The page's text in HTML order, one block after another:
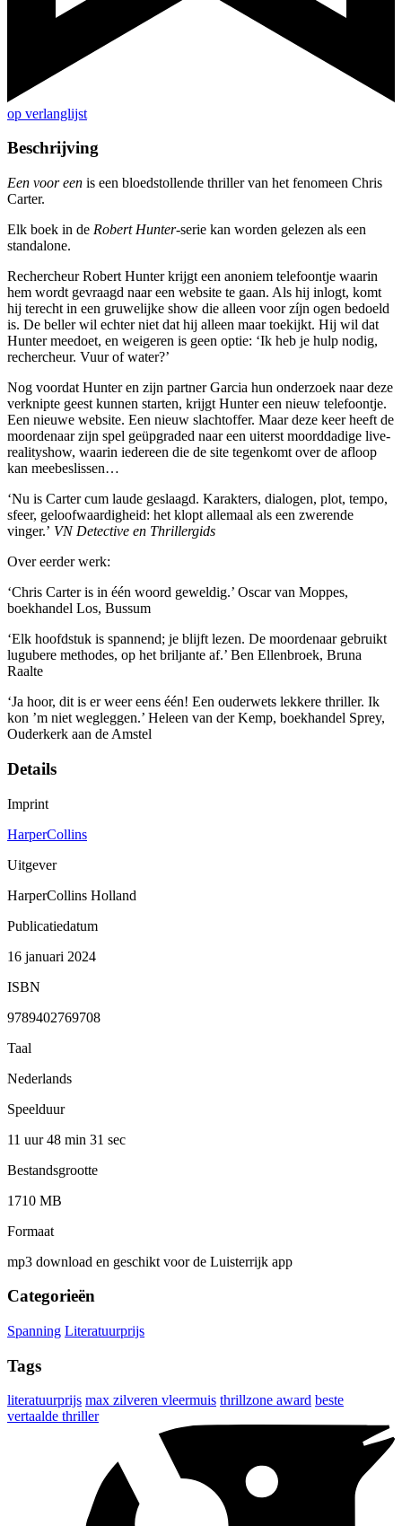
op verlanglijst
Beschrijving
Een voor een is een bloedstollende thriller van het fenomeen Chris
Carter.
Elk boek in de Robert Hunter-serie kan worden gelezen als een
standalone.
Rechercheur Robert Hunter krijgt een anoniem telefoontje waarin
hem wordt gevraagd naar een website te gaan. Als hij inlogt, komt
hij terecht in een gruwelijke show die alleen voor zíjn ogen bedoeld
is. De beller wil echter niet dat hij alleen maar toekijkt. Hij wil dat
Hunter meedoet, en weigeren is geen optie: ‘Ik heb je hulp nodig,
rechercheur. Vuur of water?’
Nog voordat Hunter en zijn partner Garcia hun onderzoek naar deze
verknipte geest kunnen starten, krijgt Hunter een nieuw telefoontje.
Een nieuwe website. Een nieuw slachtoffer. Maar deze keer heeft de
moordenaar zijn spel geüpgraded naar een uiterst moorddadige live-
realityshow, waarin iedereen die de site tegenkomt over de afloop
kan meebeslissen…
‘Nu is Carter cum laude geslaagd. Karakters, dialogen, plot, tempo,
sfeer, geloofwaardigheid: het klopt allemaal als een zwerende
vinger.’ VN Detective en Thrillergids
Over eerder werk:
‘Chris Carter is in één woord geweldig.’ Oscar van Moppes,
boekhandel Los, Bussum
‘Elk hoofdstuk is spannend; je blijft lezen. De moordenaar gebruikt
lugubere methodes, op het briljante af.’ Ben Ellenbroek, Bruna
Raalte
‘Ja hoor, dit is er weer eens één! Een ouderwets lekkere thriller. Ik
kon ’m niet wegleggen.’ Heleen van der Kemp, boekhandel Sprey,
Ouderkerk aan de Amstel
Details
Imprint
HarperCollins
Uitgever
HarperCollins Holland
Publicatiedatum
16 januari 2024
ISBN
9789402769708
Taal
Nederlands
Speelduur
11 uur 48 min 31 sec
Bestandsgrootte
1710 MB
Formaat
mp3 download en geschikt voor de Luisterrijk app
Categorieën
Spanning Literatuurprijs
Tags
literatuurprijs max zilveren vleermuis thrillzone award beste
vertaalde thriller